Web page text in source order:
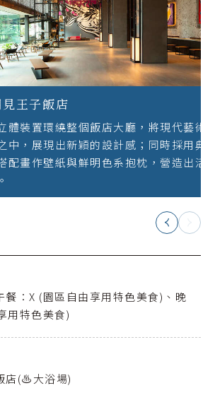
子飯店
置環繞整個飯店大廳，將現代藝術
展現出新穎的設計感；同時採用典
作壁紙與鮮明色系抱枕，營造出活
餐：X (園區自由享用特色美食)、晚
用特色美食)
店(♨️大浴場)